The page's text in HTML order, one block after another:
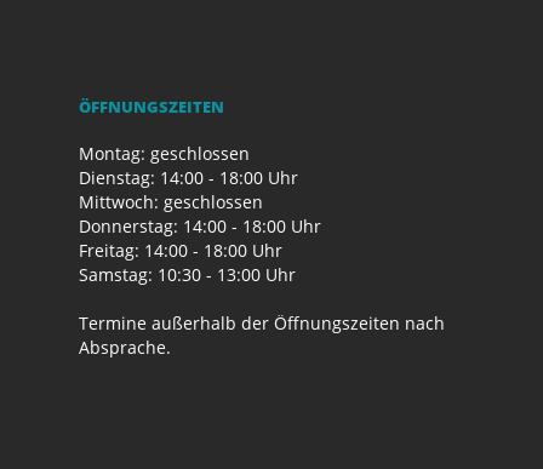
ÖFFNUNGSZEITEN
Montag: geschlossen
Dienstag: 14:00 - 18:00 Uhr
Mittwoch: geschlossen
Donnerstag: 14:00 - 18:00 Uhr
Freitag: 14:00 - 18:00 Uhr
Samstag: 10:30 - 13:00 Uhr
Termine außerhalb der Öffnungszeiten nach
Absprache.